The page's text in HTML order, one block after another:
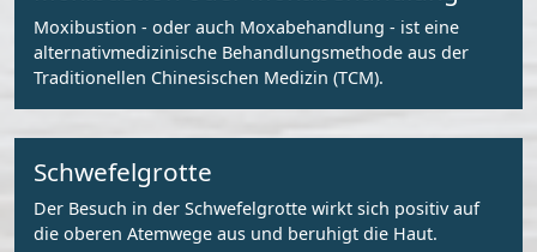
Moxibustion - oder auch Moxabehandlung - ist eine
alternativmedizinische Behandlungsmethode aus der
Traditionellen Chinesischen Medizin (TCM).
Schwefelgrotte
Der Besuch in der Schwefelgrotte wirkt sich positiv auf
die oberen Atemwege aus und beruhigt die Haut.